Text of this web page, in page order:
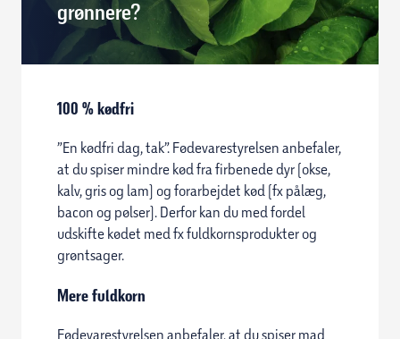
grønnere?
100 % kødfri
”En kødfri dag, tak”. Fødevarestyrelsen anbefaler,
at du spiser mindre kød fra firbenede dyr (okse,
kalv, gris og lam) og forarbejdet kød (fx pålæg,
bacon og pølser). Derfor kan du med fordel
udskifte kødet med fx fuldkornsprodukter og
grøntsager.
Mere fuldkorn
Fødevarestyrelsen anbefaler, at du spiser mad